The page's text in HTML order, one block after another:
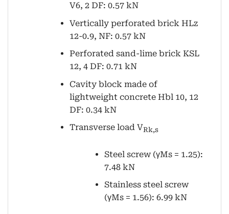
V6, 2 DF: 0.57 kN
Vertically perforated brick HLz
12-0.9, NF: 0.57 kN
Perforated sand-lime brick KSL
12, 4 DF: 0.71 kN
Cavity block made of
lightweight concrete Hbl 10, 12
DF: 0.34 kN
Transverse load VRk,s
Steel screw (γMs = 1.25):
7.48 kN
Stainless steel screw
(γMs = 1.56): 6.99 kN